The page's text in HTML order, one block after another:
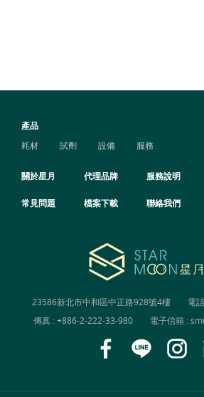
產品
耗材
試劑 設備 服務
關於星月 代理品牌 服務說明
常見問題 檔案下載 聯絡我們
23586新北市中和區中正路928號4樓 電
傳真 : +886-2-222-33-980
電子信箱 :